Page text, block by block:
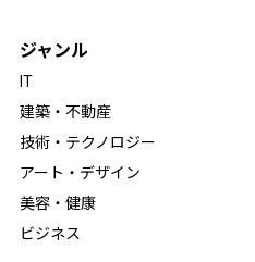
ジャンル
IT
建築・不動産
技術・テクノロジー
アート・デザイン
美容・健康
ビジネス